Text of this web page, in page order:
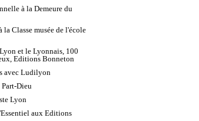
à la Demeure du
la Classe musée de l'école
et le Lyonnais, 100
Editions Bonneton
avec Ludilyon
Part-Dieu
Lyon
aux Editions